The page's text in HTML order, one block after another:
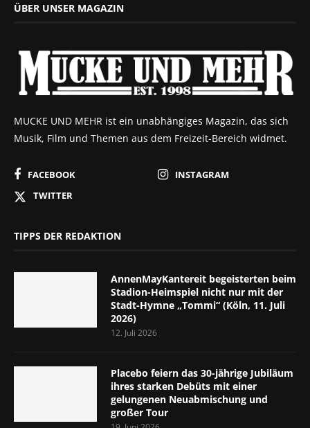
ÜBER UNSER MAGAZIN
MUCKE UND MEHR ist ein unabhängiges Magazin, das sich
Musik, Film und Themen aus dem Freizeit-Bereich widmet.
FACEBOOK
INSTAGRAM
TWITTER
TIPPS DER REDAKTION
AnnenMayKantereit begeisterten beim
Stadion-Heimspiel nicht nur mit der
Stadt-Hymne „Tommi“ (Köln, 11. Juli
2026)
12. Juli 2026
Placebo feiern das 30-jährige Jubiläum
ihres starken Debüts mit einer
gelungenen Neuabmischung und
großer Tour